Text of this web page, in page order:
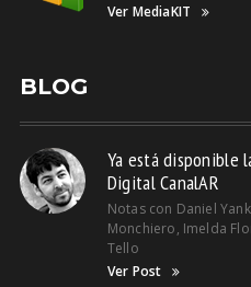
Ver MediaKIT
BLOG
Ya está disponible
Digital CanalAR
Notas con Daniel
Monchiero, Imelda
Tello
Ver Post